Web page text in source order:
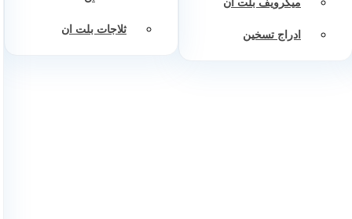
ميكرويف بلت ان
ادراج تسخين ثلاجات بلت ان